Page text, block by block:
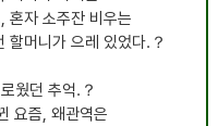
혼자 소주잔 비우는
할머니가 으레 있었다.？
웠던 추억.？
요즘, 왜관역은